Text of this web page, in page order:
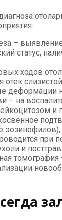
–
статус,
ходов
отек
деформации
– на
эозинофилов);
при
и
томография